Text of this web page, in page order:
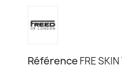
Référence FRE